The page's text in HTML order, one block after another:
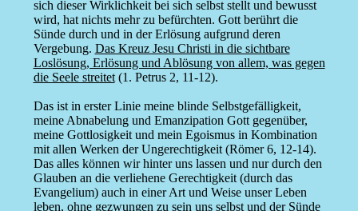
sich dieser Wirklichkeit bei sich selbst stellt und bewusst
wird, hat nichts mehr zu befürchten. Gott berührt die
Sünde durch und in der Erlösung aufgrund deren
Vergebung. Das Kreuz Jesu Christi in die sichtbare
Loslösung, Erlösung und Ablösung von allem, was gegen
die Seele streitet(1. Petrus 2, 11-12).
Das ist in erster Linie meine blinde Selbstgefälligkeit,
meine Abnabelung und Emanzipation Gott gegenüber,
meine Gottlosigkeit und mein Egoismus in Kombination
mit allen Werken der Ungerechtigkeit (Römer 6, 12-14).
Das alles können wir hinter uns lassen und nur durch den
Glauben an die verliehene Gerechtigkeit (durch das
Evangelium) auch in einer Art und Weise unser Leben
leben, ohne gezwungen zu sein uns selbst und der Sünde